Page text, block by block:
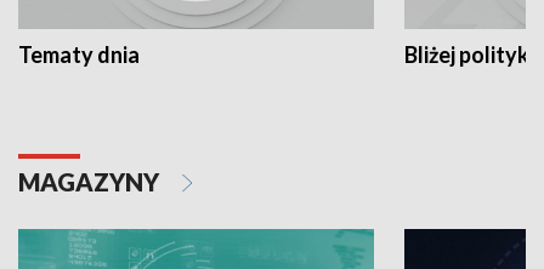
Tematy dnia Bliżej polityki
MAGAZYNY